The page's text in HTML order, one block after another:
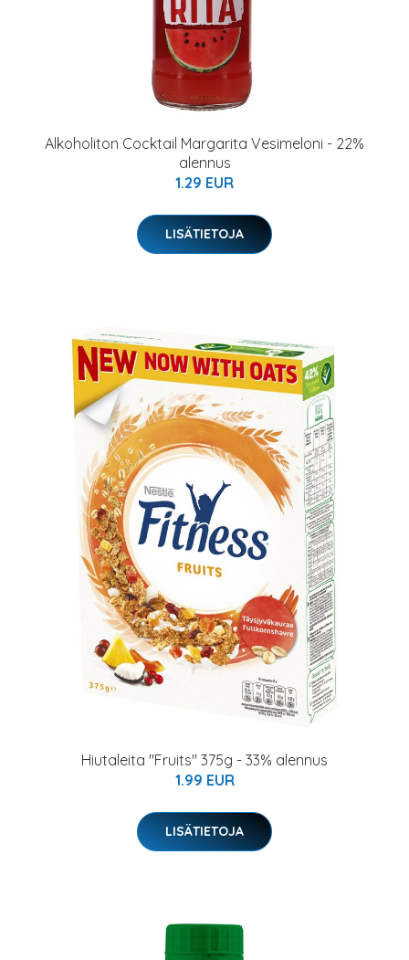
Alkoholiton Cocktail Margarita Vesimeloni - 22%
alennus
1.29 EUR
LISÄTIETOJA
Hiutaleita "Fruits" 375g - 33% alennus
1.99 EUR
LISÄTIETOJA